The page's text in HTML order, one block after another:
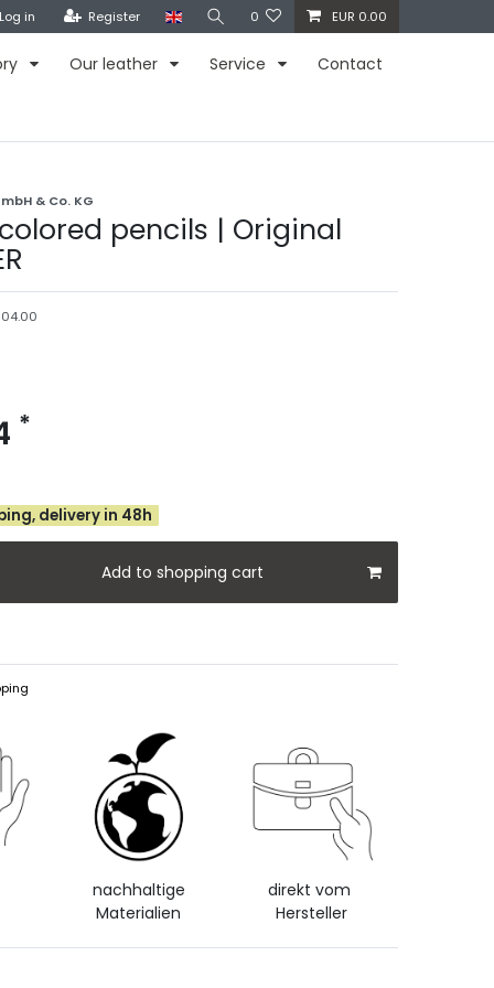
Log in Register 0 EUR 0.00
Our leather Service Contact
& Co. KG
colored pencils | Original
*
delivery in 48h
Add to shopping cart
nachhaltige
Materialien
direkt vom
Hersteller